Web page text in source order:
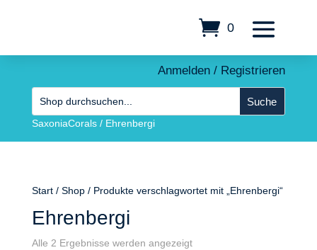
0
Anmelden / Registrieren
SaxoniaCorals/ Ehrenbergi
Start/ Shop/ Produkte verschlagwortet mit „Ehrenbergi“
Ehrenbergi
Alle 2 Ergebnisse werden angezeigt